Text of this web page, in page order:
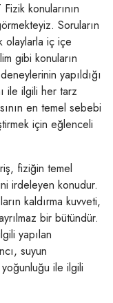
konularının
Soruların
olaylarla iç içe
gibi konuların
yapıldığı
ile ilgili her tarz
en temel sebebi
için eğlenceli
fiziğin temel
irdeleyen konudur.
kaldırma kuvveti,
bir bütündür.
yapılan
suyun
ile ilgili